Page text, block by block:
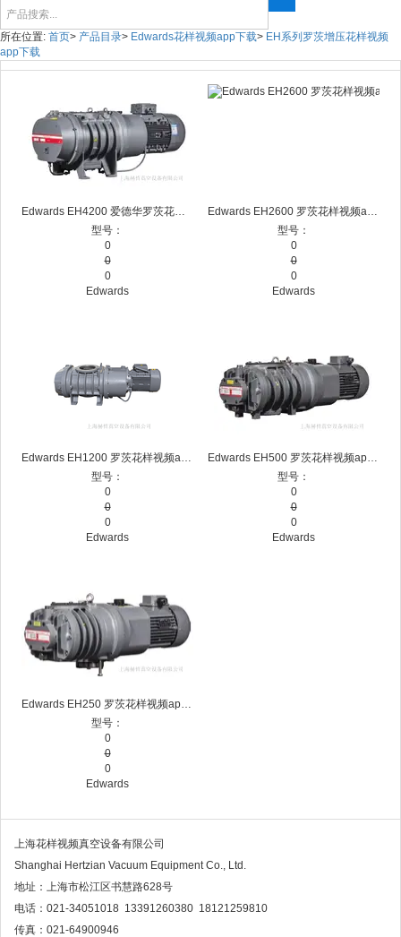
所在位置: 首页> 产品目录> Edwards花样视频app下载> EH系列罗茨增压花样视频
app下载
Edwards EH4200 爱德华罗茨花样视频app下载 机械增压
型号：
0
0
0
Edwards
Edwards EH2600 罗茨花样视频app下载 爱德华机械增压泵
型号：
0
0
0
Edwards
Edwards EH1200 罗茨花样视频app下载 爱德华机械增压泵
型号：
0
0
0
Edwards
Edwards EH500 罗茨花样视频app下载 爱德华机械增压泵
型号：
0
0
0
Edwards
Edwards EH250 罗茨花样视频app下载 爱德华机械增压泵
型号：
0
0
0
Edwards
上海花样视频真空设备有限公司
Shanghai Hertzian Vacuum Equipment Co., Ltd.
地址：上海市松江区书慧路628号
电话：021-34051018 13391260380 18121259810
传真：021-64900946